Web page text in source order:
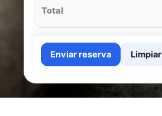
Total
Enviar reserva Limpiar